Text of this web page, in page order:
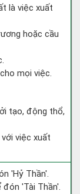
là việc xuất
hoặc cầu
mọi việc.
tạo, động thổ,
việc xuất
'Hỷ Thần'.
'Tài Thần'.